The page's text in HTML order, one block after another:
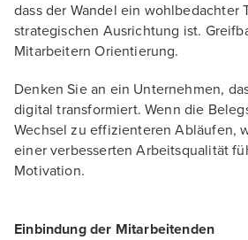
dass der Wandel ein wohlbedachter
strategischen Ausrichtung ist.
Mitarbeitern Orientierung.
Denken Sie an ein Unternehmen,
digital transformiert. Wenn die
Wechsel zu effizienteren Abläufen,
einer verbesserten Arbeitsqualität
Motivation.
Einbindung der Mitarbeitenden